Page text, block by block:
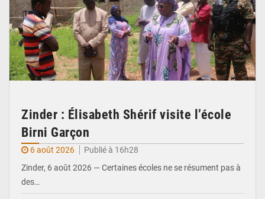
Zinder : Élisabeth Shérif visite l’école
Birni Garçon
6 août 2026
Publié à 16h28
Zinder, 6 août 2026 — Certaines écoles ne se résument pas à
des…